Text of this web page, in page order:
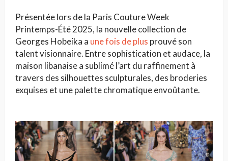
Présentée lors de la Paris Couture Week
Printemps-Été 2025, la nouvelle collection de
Georges Hobeika a une fois de plus prouvé son
talent visionnaire. Entre sophistication et audace, la
maison libanaise a sublimé l’art du raffinement à
travers des silhouettes sculpturales, des broderies
exquises et une palette chromatique envoûtante.